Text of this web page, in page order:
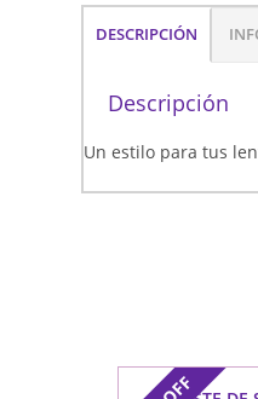
DESCRIPCIÓN
Descripción
Un estilo para tus